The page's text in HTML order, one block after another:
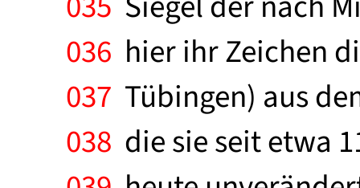
036 hier ihr Zeichen
037 Tübingen) aus
038 die sie seit etwa